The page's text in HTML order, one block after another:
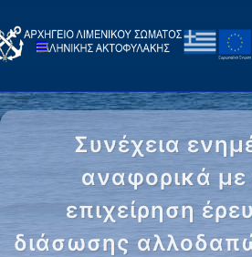
Συνέχεια
αναφορικά με
επιχείρηση
διάσωσης